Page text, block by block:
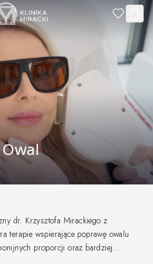
Owal
dr. Krzysztofa Mirackiego z
terapie wspierające poprawę owalu
proporcji oraz bardziej
planowana jest indywidualnie, w